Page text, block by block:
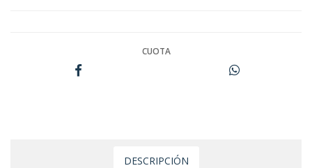
CUOTA
DESCRIPCIÓN